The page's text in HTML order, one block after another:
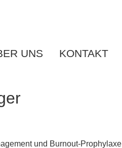
UNS KONTAKT
und Burnout-Prophylaxe